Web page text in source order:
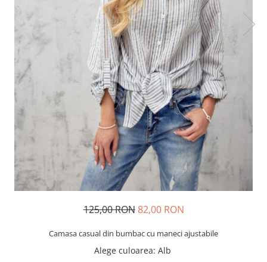
125,00 RON 82,00 RON
Camasa casual din bumbac cu maneci ajustabile
Alege culoarea: Alb